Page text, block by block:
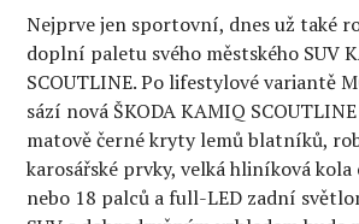
Nejprve jen sportovní, dnes už také
doplní paletu svého městského SUV
SCOUTLINE. Po lifestylové variantě
sází nová ŠKODA KAMIQ
matově černé kryty lemů blatníků,
karosářské prvky, velká hliníková
nebo 18 palců a full-LED zadní